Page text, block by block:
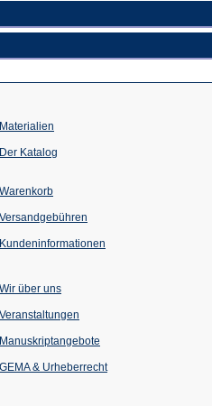
Materialien
Der Katalog
Warenkorb
Versandgebühren
Kundeninformationen
Wir über uns
Veranstaltungen
einem
Tab)
Manuskriptangebote
GEMA & Urheberrecht